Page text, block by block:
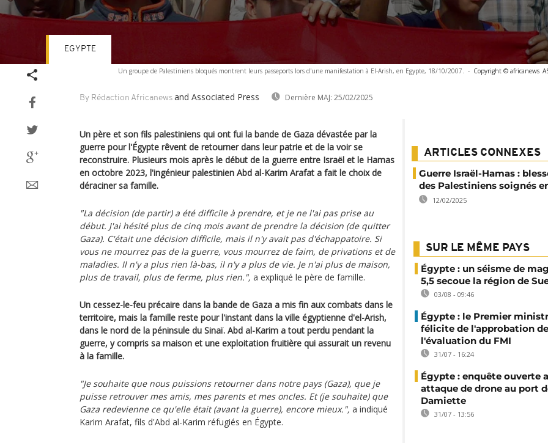
Un groupe de Palestiniens bloqués montrent leurs passeports lors d'une manifestation à El-Arish, en Egypte, 18/10/2007. - Copyright © africanews
By Rédaction Africanews and Associated Press Dernière MAJ: 25/02/2025
EGYPTE
Un père et son fils palestiniens qui ont fui la bande de Gaza dévastée par la
guerre pour l'Égypte rêvent de retourner dans leur patrie et de la voir se
reconstruire. Plusieurs mois après le début de la guerre entre Israël et le Hamas
en octobre 2023, l'ingénieur palestinien Abd al-Karim Arafat a fait le choix de
déraciner sa famille.
"La décision (de partir) a été difficile à prendre, et je ne l'ai pas prise au
début. J'ai hésité plus de cinq mois avant de prendre la décision (de quitter
Gaza). C'était une décision difficile, mais il n'y avait pas d'échappatoire. Si
vous ne mourrez pas de la guerre, vous mourrez de faim, de privations et de
maladies. Il n'y a plus rien là-bas, il n'y a plus de vie. Je n'ai plus de maison,
plus de travail, plus de ferme, plus rien.", a expliqué le père de famille.
Un cessez-le-feu précaire dans la bande de Gaza a mis fin aux combats dans le
territoire, mais la famille reste pour l'instant dans la ville égyptienne d'el-Arish,
dans le nord de la péninsule du Sinaï. Abd al-Karim a tout perdu pendant la
guerre, y compris sa maison et une exploitation fruitière qui assurait un revenu
à la famille.
"Je souhaite que nous puissions retourner dans notre pays (Gaza), que je
puisse retrouver mes amis, mes parents et mes oncles. Et (je souhaite) que
Gaza redevienne ce qu'elle était (avant la guerre), encore mieux.", a indiqué
Karim Arafat, fils d'Abd al-Karim réfugiés en Égypte.
ARTICLES CONNEXES
Guerre Israël-Hamas :
des Palestiniens soignés
12/02/2025
SUR LE MÊME PAYS
Égypte : un séisme de
5,5 secoue la région de
03/08 - 09:46
Égypte : le Premier
félicite de l'approbation de
l'évaluation du FMI
31/07 - 16:24
Égypte : enquête ouverte
attaque de drone au port
Damiette
31/07 - 13:56